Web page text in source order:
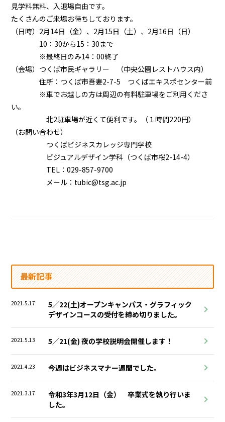
見学料無料、入退場自由です。
たくさんのご来場お待ちしております。
（日時）2月14日（金）、2月15日（土）、2月16日（日）
10：30から15：30まで
※最終日のみ14：00終了
（会場）つくば市民ギャラリー （中央公園レストハウス内）
住所：つくば市吾妻2-7-5 つくばエキスポセンター前
※車でお越しの方は周辺の有料駐車場をご利用くださ
い。
北2駐車場が近くて便利です。（１時間220円）
（お問い合わせ）
つくばビジネスカレッジ専門学校
ビジュアルデザイン学科（つくば市桜2-14-4）
TEL：029-857-9700
メール：tubic@tsg.ac.jp
最新記事
2021.5.17
5／22(土)オープンキャンパス・グラフィック
デザインコースの受付を締め切りました。
2021.5.13 5／21(金) 夜の学校説明会開催します！
2021.4.23 今週はビジネスマナー週間でした。
2021.3.17
令和3年3月12日（金） 卒業式を執り行いま
した。